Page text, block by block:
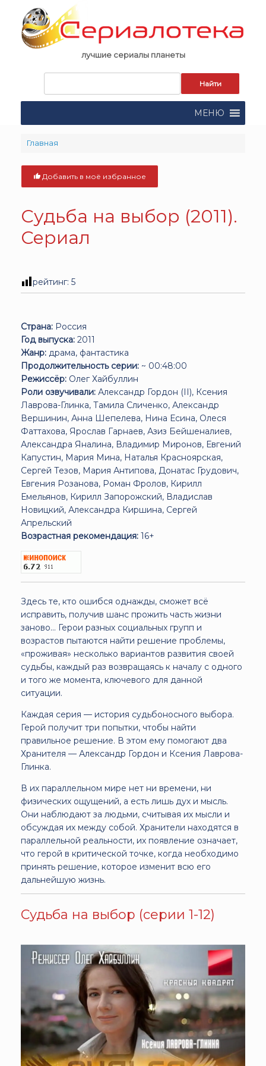
content
лучшие сериалы планеты
поиска:
МЕНЮ
Главная
Добавить в моё избранное
Судьба на выбор (2011).
Сериал
рейтинг: 5
Страна: Россия
Год выпуска: 2011
Жанр: драма, фантастика
Продолжительность серии: ~ 00:48:00
Режиссёр: Олег Хайбуллин
Роли озвучивали: Александр Гордон (II), Ксения
Лаврова-Глинка, Тамила Сличенко, Александр
Вершинин, Анна Шепелева, Нина Есина, Олеся
Фаттахова, Ярослав Гарнаев, Азиз Бейшеналиев,
Александра Яналина, Владимир Миронов, Евгений
Капустин, Мария Мина, Наталья Красноярская,
Сергей Тезов, Мария Антипова, Донатас Грудович,
Евгения Розанова, Роман Фролов, Кирилл
Емельянов, Кирилл Запорожский, Владислав
Новицкий, Александра Киршина, Сергей
Апрельский
Возрастная рекомендация: 16+
Здесь те, кто ошибся однажды, сможет всё
исправить, получив шанс прожить часть жизни
заново... Герои разных социальных групп и
возрастов пытаются найти решение проблемы,
«проживая» несколько вариантов развития своей
судьбы, каждый раз возвращаясь к началу с одного
и того же момента, ключевого для данной
ситуации.
Каждая серия — история судьбоносного выбора.
Герой получит три попытки, чтобы найти
правильное решение. В этом ему помогают два
Хранителя — Александр Гордон и Ксения Лаврова-
Глинка.
В их параллельном мире нет ни времени, ни
физических ощущений, а есть лишь дух и мысль.
Они наблюдают за людьми, считывая их мысли и
обсуждая их между собой. Хранители находятся в
параллельной реальности, их появление означает,
что герой в критической точке, когда необходимо
принять решение, которое изменит всю его
дальнейшую жизнь.
Судьба на выбор (серии 1-12)